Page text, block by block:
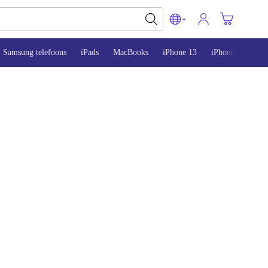
Samsung telefoons iPads MacBooks iPhone 13 iPhone 14